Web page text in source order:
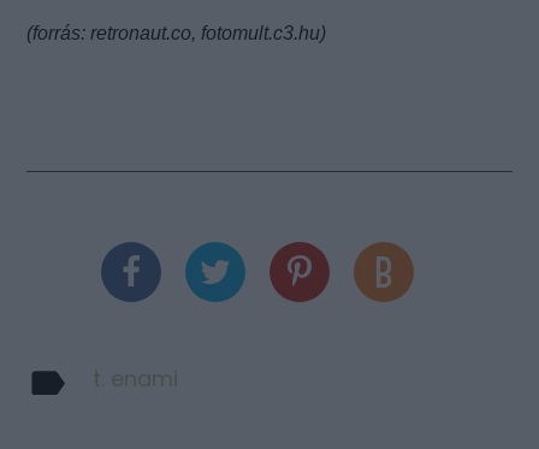
(forrás: retronaut.co, fotomult.c3.hu)
t. enami